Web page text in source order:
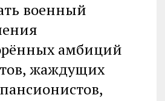
военный
амбиций
жаждущих